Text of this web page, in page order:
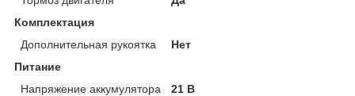
Комплектация
Дополнительная рукоятка
Нет
Питание
Напряжение аккумулятора
21 В